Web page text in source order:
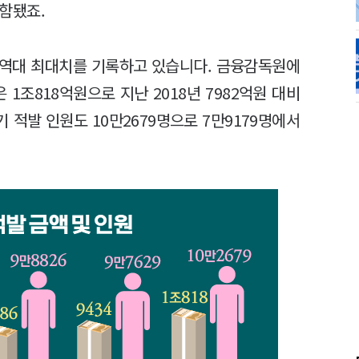
됐죠.
대 최대치를 기록하고 있습니다. 금융감독원에
1조818억원으로 지난 2018년 7982억원 대비
적발 인원도 10만2679명으로 7만9179명에서